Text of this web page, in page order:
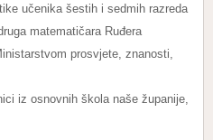
učenika šestih i sedmih razreda
matematičara Ruđera
prosvjete, znanosti,
iz osnovnih škola naše županije,